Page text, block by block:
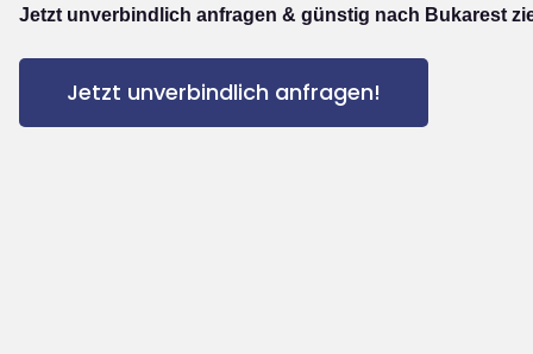
Jetzt unverbindlich anfragen & günstig nach Bukarest
Jetzt unverbindlich anfragen!